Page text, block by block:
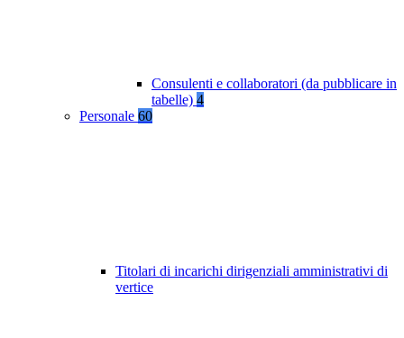
Consulenti e collaboratori (da pubblicare in
tabelle) 4
Personale 60
Titolari di incarichi dirigenziali amministrativi di
vertice